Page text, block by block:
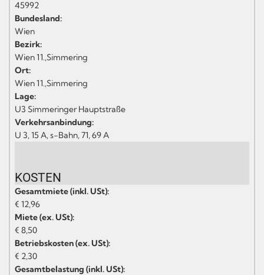
45992
Bundesland:
Wien
Bezirk:
Wien 11.,Simmering
Ort:
Wien 11.,Simmering
Lage:
U3 Simmeringer Hauptstraße
Verkehrsanbindung:
U 3, 15 A, s-Bahn, 71, 69 A
KOSTEN
Gesamtmiete (inkl. USt):
€ 12,96
Miete (ex. USt):
€ 8,50
Betriebskosten (ex. USt):
€ 2,30
Gesamtbelastung (inkl. USt):